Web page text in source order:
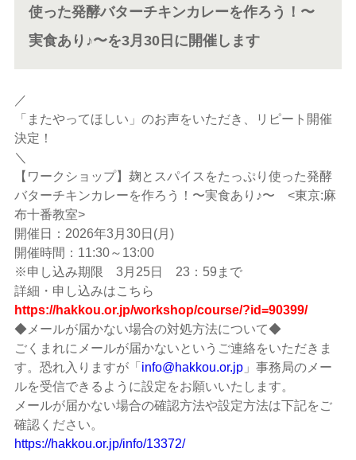
使った発酵バターチキンカレーを作ろう！〜
実食あり♪〜を3月30日に開催します
／
「またやってほしい」のお声をいただき、リピート開催
決定！
＼
【ワークショップ】麹とスパイスをたっぷり使った発酵
バターチキンカレーを作ろう！〜実食あり♪〜 <東京:麻
布十番教室>
開催日：2026年3月30日(月)
開催時間：11:30～13:00
※申し込み期限 3月25日 23：59まで
詳細・申し込みはこちら
https://hakkou.or.jp/workshop/course/?id=90399/
◆メールが届かない場合の対処方法について◆
ごくまれにメールが届かないというご連絡をいただきま
す。恐れ入りますが「 info@hakkou.or.jp」事務局のメー
ルを受信できるように設定をお願いいたします。
メールが届かない場合の確認方法や設定方法は下記をご
確認ください。
https://hakkou.or.jp/info/13372/